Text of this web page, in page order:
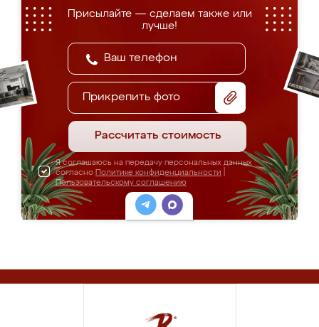
Присылайте — сделаем также или
лучше!
Прикрепить фото
Рассчитать стоимость
Я соглашаюсь на передачу персональных данных
согласно Политике конфиденциальности
Пользовательскому соглашению